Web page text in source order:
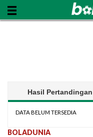
Hasil Pertandingan
DATA BELUM TERSEDIA
BOLADUNIA